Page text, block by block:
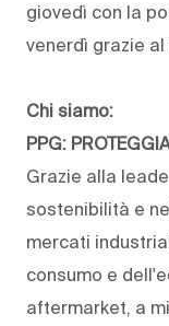
giovedì con la
venerdì grazie al
Chi siamo:
PPG:
Grazie alla
sostenibilità e
mercati
consumo e
aftermarket, a